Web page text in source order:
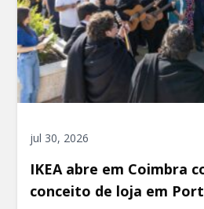
jul 30, 2026
IKEA abre em Coimbra
conceito de loja em